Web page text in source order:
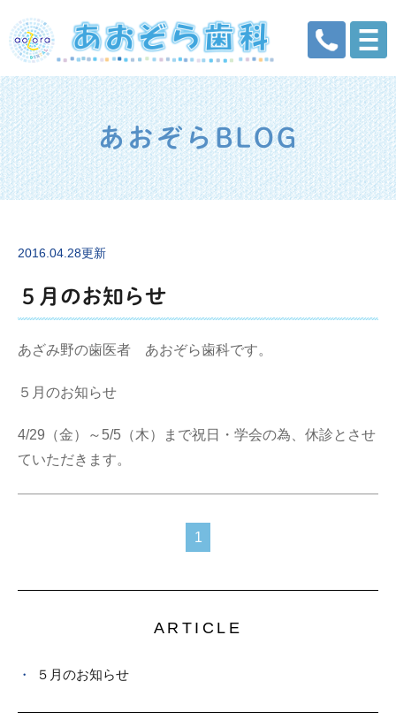
あおぞらBLOG
2016.04.28更新
５月のお知らせ
あざみ野の歯医者 あおぞら歯科です。
５月のお知らせ
4/29（金）～5/5（木）まで祝日・学会の為、休診とさせ
ていただきます。
1
ARTICLE
５月のお知らせ